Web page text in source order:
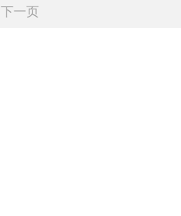
下一页